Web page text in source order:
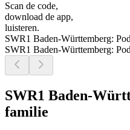
Scan de code,
download de app,
luisteren.
SWR1 Baden-Württemberg:
SWR1 Baden-Württemberg:
SWR1 Baden-
familie